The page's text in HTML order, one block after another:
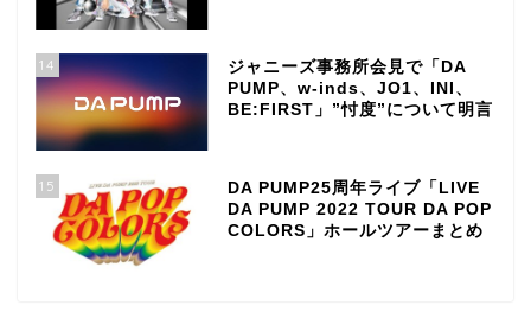
14
ジャニーズ事務所会見で「DA
PUMP、w-inds、JO1、INI、
BE:FIRST」”忖度”について明言
15
DA PUMP25周年ライブ「LIVE
DA PUMP 2022 TOUR DA POP
COLORS」ホールツアーまとめ